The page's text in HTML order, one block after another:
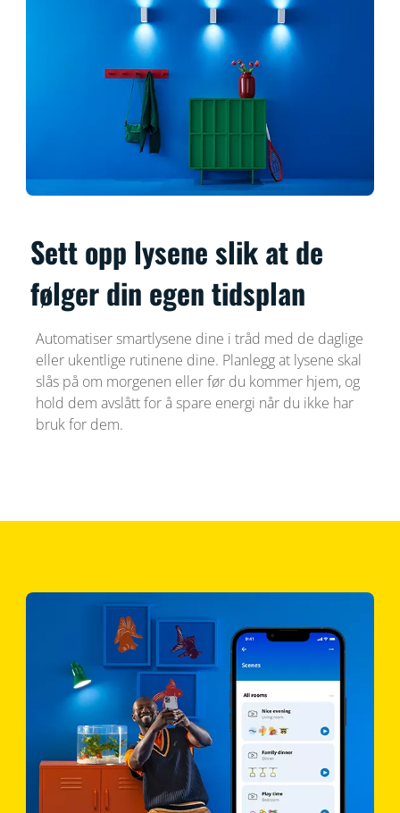
Sett opp lysene slik at de
følger din egen tidsplan
Automatiser smartlysene dine i tråd med de daglige
eller ukentlige rutinene dine. Planlegg at lysene skal
slås på om morgenen eller før du kommer hjem, og
hold dem avslått for å spare energi når du ikke har
bruk for dem.